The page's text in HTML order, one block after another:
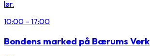
lør.
10:00 – 17:00
Bondens marked på Bærums Verk